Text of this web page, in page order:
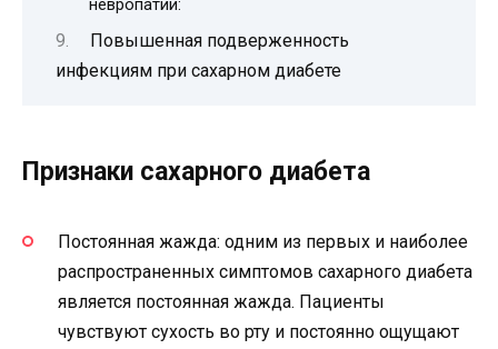
невропатии:
Повышенная подверженность
инфекциям при сахарном диабете
Признаки сахарного диабета
Постоянная жажда: одним из первых и наиболее
распространенных симптомов сахарного диабета
является постоянная жажда. Пациенты
чувствуют сухость во рту и постоянно ощущают